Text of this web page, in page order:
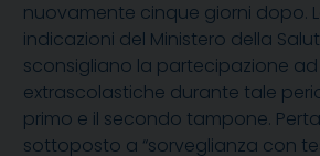
nuovamente cinque giorni dopo.
indicazioni del Ministero della
sconsigliano la partecipazione
extrascolastiche durante tale
primo e il secondo tampone.
sottoposto a “sorveglianza con